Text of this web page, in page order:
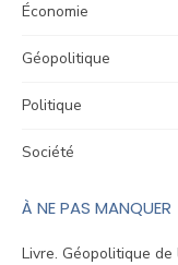
Économie
Géopolitique
Politique
Société
À NE PAS MANQUER
Livre. Géopolitique de